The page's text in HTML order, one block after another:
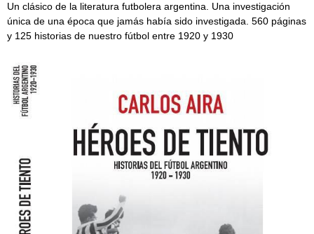
Un clásico de la literatura futbolera argentina. Una investigación
única de una época que jamás había sido investigada. 560 páginas
y 125 historias de nuestro fútbol entre 1920 y 1930